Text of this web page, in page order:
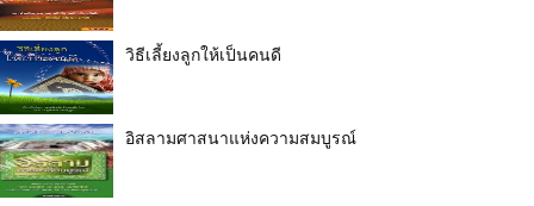
วิธีเลี้ยงลูกให้เป็นคนดี
อิสลามศาสนาแห่งความสมบูรณ์